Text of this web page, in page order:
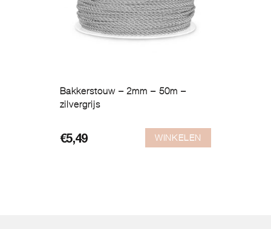
Bakkerstouw – 2mm – 50m –
zilvergrijs
€5,49 WINKELEN